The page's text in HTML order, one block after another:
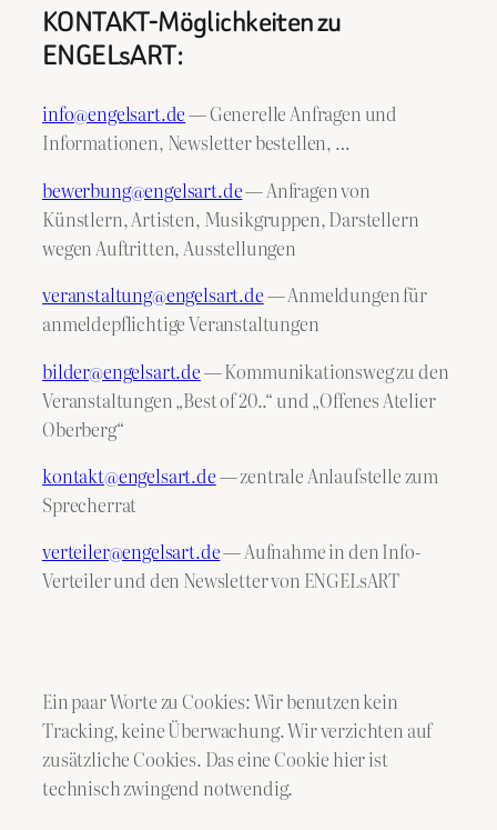
KONTAKT-Möglichkeiten zu
ENGELsART:
info@engelsart.de— Generelle Anfragen und
Informationen, Newsletter bestellen, …
bewerbung@engelsart.de— Anfragen von
Künstlern, Artisten, Musikgruppen, Darstellern
wegen Auftritten, Ausstellungen
veranstaltung@engelsart.de— Anmeldungen für
anmeldepflichtige Veranstaltungen
bilder@engelsart.de— Kommunikationsweg zu den
Veranstaltungen „Best of 20..“ und „Offenes Atelier
Oberberg“
kontakt@engelsart.de— zentrale Anlaufstelle zum
Sprecherrat
verteiler@engelsart.de— Aufnahme in den Info-
Verteiler und den Newsletter von ENGELsART
Ein paar Worte zu Cookies: Wir benutzen kein
Tracking, keine Überwachung. Wir verzichten auf
zusätzliche Cookies. Das eine Cookie hier ist
technisch zwingend notwendig.